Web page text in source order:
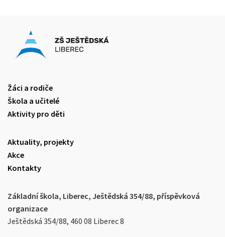
Žáci a rodiče
Škola a učitelé
Aktivity pro děti
Aktuality, projekty
Akce
Kontakty
Základní škola, Liberec, Ještědská 354/88, příspěvková
organizace
Ještědská 354/88, 460 08 Liberec 8